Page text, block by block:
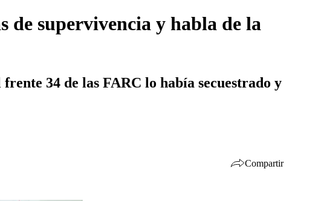
supervivencia y habla de la
34 de las FARC lo había secuestrado y
Compartir